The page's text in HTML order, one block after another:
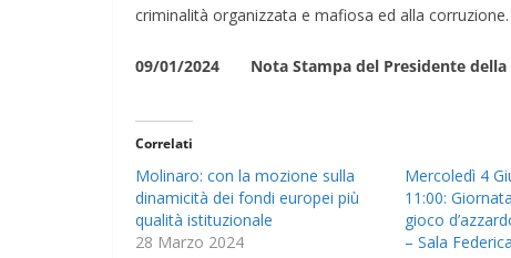
criminalità organizzata e mafiosa ed alla corruzione.
09/01/2024 Nota Stampa del Presidente
Correlati
Molinaro: con la mozione sulla
dinamicità dei fondi europei più
qualità istituzionale
28 Marzo 2024
Mercoledì 4
11:00:
gioco
– Sala